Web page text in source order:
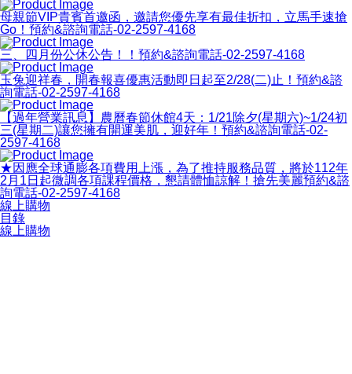
母親節VIP貴賓首邀函，邀請您優先享有最佳折扣，立馬手速搶
Go！預約&諮詢電話-02-2597-4168
三、四月份公休公告！！預約&諮詢電話-02-2597-4168
玉兔迎祥春，開春報喜優惠活動即日起至2/28(二)止！預約&諮
詢電話-02-2597-4168
【過年營業訊息】農曆春節休館4天：1/21除夕(星期六)~1/24初
三(星期二)讓您擁有開運美肌，迎好年！預約&諮詢電話-02-
2597-4168
★因應全球通膨各項費用上漲，為了推持服務品質，將於112年
2月1日起微調各項課程價格，懇請體恤諒解！搶先美麗預約&諮
詢電話-02-2597-4168
線上購物
目錄
線上購物